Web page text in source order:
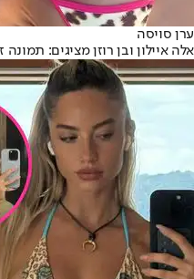
ערן סויסה
אלה איילון ובן רוזן מציגים: תמונה